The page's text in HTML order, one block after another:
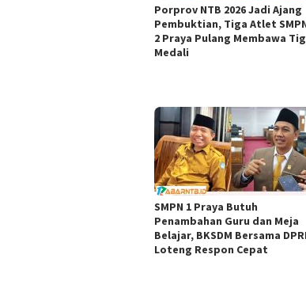
Porprov NTB 2026 Jadi Ajang
Pembuktian, Tiga Atlet
2 Praya Pulang Membawa
Medali
SMPN 1 Praya Butuh
Penambahan Guru dan Meja
Belajar, BKSDM Bersama
Loteng Respon Cepat